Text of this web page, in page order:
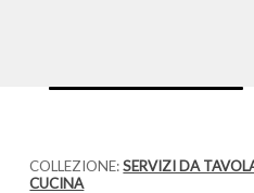
COLLEZIONE:SERVIZI DA
CUCINA